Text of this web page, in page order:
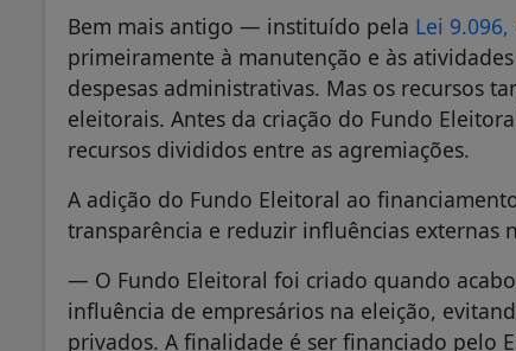
Bem mais antigo — instituído pela Lei
primeiramente à manutenção e às
despesas administrativas. Mas os recursos
eleitorais. Antes da criação do Fundo
recursos divididos entre as agremiações.
A adição do Fundo Eleitoral ao
transparência e reduzir influências externas
— O Fundo Eleitoral foi criado quando
influência de empresários na eleição,
privados. A finalidade é ser financiado pelo